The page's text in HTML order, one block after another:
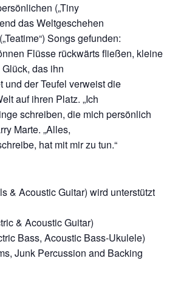
(„Tiny
das Weltgeschehen
Songs gefunden:
Flüsse rückwärts fließen, kleine
das ihn
und der Teufel verweist die
auf ihren Platz. „Ich
schreiben, die mich persönlich
Marte. „Alles,
hat mit mir zu tun.“
& Acoustic Guitar) wird unterstützt
& Acoustic Guitar)
Bass, Acoustic Bass-Ukulele)
Junk Percussion and Backing